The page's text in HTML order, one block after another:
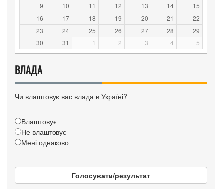
9
10 11 12 13 14
15
16
17 18 19 20 21
22
23
24 25 26 27 28
29
30
31 1 2 3 4 5
ВЛАДА
Чи влаштовує вас влада в Україні?
Влаштовує
Не влаштовує
Мені однаково
Голосувати/результат